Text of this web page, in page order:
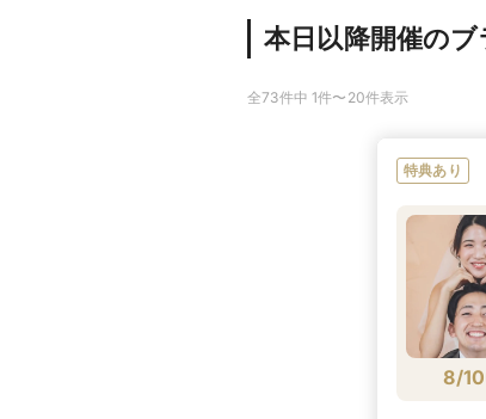
本日以降開催の
全73件中 1件〜20件表示
特典あり
8/10